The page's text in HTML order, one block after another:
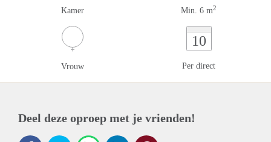
Kamer Min. 6 m2
Vrouw
10
Per direct
Deel deze oproep met je vrienden!